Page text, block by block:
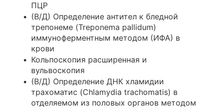
ПЦР
(В/Д) Определение антител к бледной
трепонеме (Treponema pallidum)
иммуноферментным методом (ИФА) в
крови
Кольпоскопия расширенная и
вульвоскопия
(В/Д) Определение ДНК хламидии
трахоматис (Chlamydia trachomatis) в
отделяемом из половых органов методом